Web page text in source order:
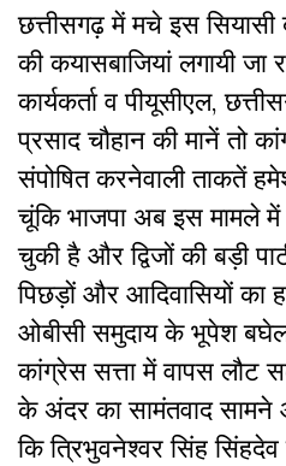
छत्तीसगढ़ में मचे इस
की कयासबाजियां लगायी जा
कार्यकर्ता व पीयूसीएल,
प्रसाद चौहान की मानें तो
संपोषित करनेवाली ताकतें
चूंकि भाजपा अब इस मामले
चुकी है और द्विजों की बड़ी
पिछड़ों और आदिवासियों का
ओबीसी समुदाय के भूपेश
कांग्रेस सत्ता में वापस
के अंदर का सामंतवाद सामने
कि त्रिभुवनेश्वर सिंह सिंहदेव